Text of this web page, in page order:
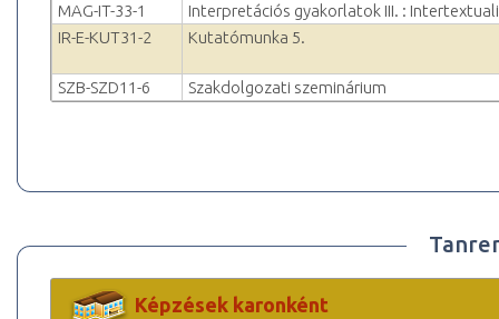
MAG-IT-33-1
Interpretációs gyakorlatok III. :
IR-E-KUT31-2
Kutatómunka 5.
SZB-SZD11-6 Szakdolgozati szeminárium
Képzések karonként